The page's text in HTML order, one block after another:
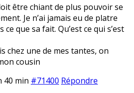
être chiant de plus pouvoir se
Je n’ai jamais eu de platre
que sa fait. Qu’est ce qui s’est
chez une de mes tantes, on
cousin
40 min #71400 Répondre